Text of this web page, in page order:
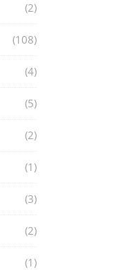
(2)
(108)
(4)
(5)
(2)
(1)
(3)
(2)
(1)